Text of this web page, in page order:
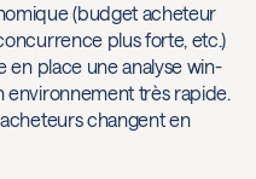
(budget acheteur
plus forte, etc.)
en place une analyse win-
environnement très rapide.
changent en